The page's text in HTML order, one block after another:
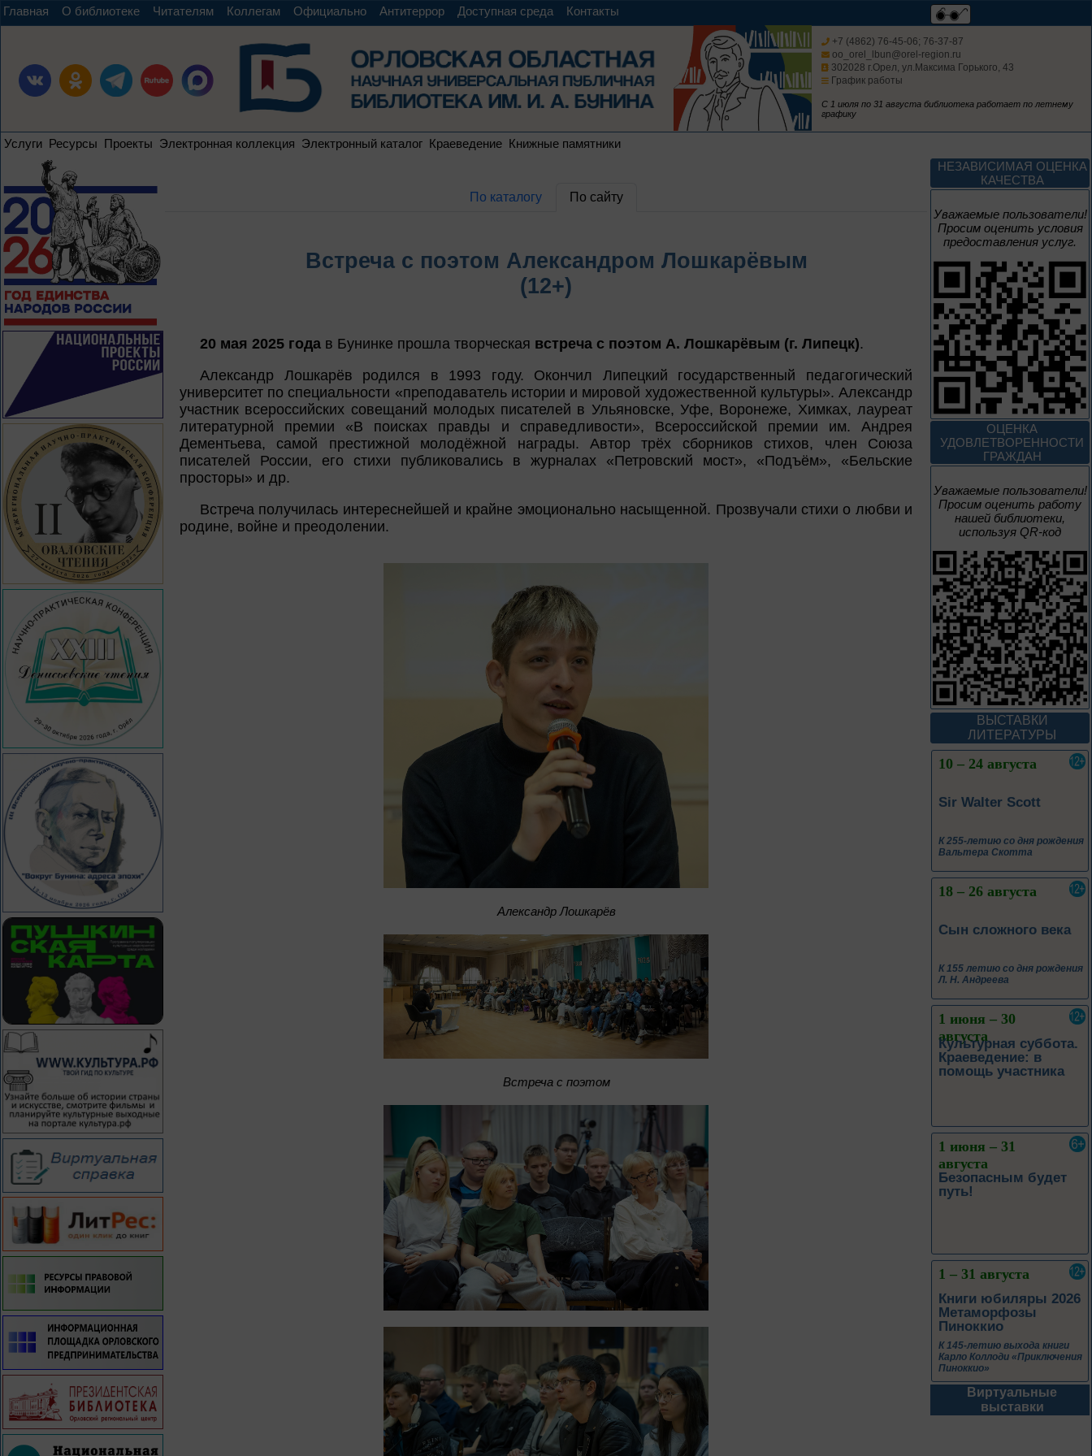
Главная О библиотеке Читателям Коллегам Официально Антитеррор Доступная среда Контакты
+7 (4862) 76-45-06; 76-37-87
oo_orel_lbun@orel-region.ru
302028 г.Орел, ул.Максима Горького, 43
График работы
С 1 июля по 31 августа библиотека работает по летнему
графику
Услуги Ресурсы Проекты Электронная коллекция Электронный каталог Краеведение Книжные памятники
По каталогу По сайту
Встреча с поэтом Александром Лошкарёвым
(12+)
20 мая 2025 года в Бунинке прошла творческая встреча с поэтом А. Лошкарёвым (г. Липецк).
Александр Лошкарёв родился в 1993 году. Окончил Липецкий государственный педагогический
университет по специальности «преподаватель истории и мировой художественной культуры». Александр
участник всероссийских совещаний молодых писателей в Ульяновске, Уфе, Воронеже, Химках, лауреат
литературной премии «В поисках правды и справедливости», Всероссийской премии им. Андрея
Дементьева, самой престижной молодёжной награды. Автор трёх сборников стихов, член Союза
писателей России, его стихи публиковались в журналах «Петровский мост», «Подъём», «Бельские
просторы» и др.
Встреча получилась интереснейшей и крайне эмоционально насыщенной. Прозвучали стихи о любви и
родине, войне и преодолении.
Александр Лошкарёв
Встреча с поэтом
НЕЗАВИСИМАЯ ОЦЕНКА
КАЧЕСТВА
Уважаемые пользователи!
Просим оценить условия
предоставления услуг.
ОЦЕНКА
УДОВЛЕТВОРЕННОСТИ
ГРАЖДАН
Уважаемые пользователи!
Просим оценить работу
нашей библиотеки,
используя QR-код
ВЫСТАВКИ
ЛИТЕРАТУРЫ
Мастера кисти:
галерея талантов
Творец и муза
Цикл выставок литературы
4 – 14 августа
В борьбе против
нацизма мы были
вместе
Великая Победа народов
многонациональной страны
3 – 17 августа
Век Аполлинария
К 170-летию со дня рождения
живописца
2 июня – 20
августа
10 – 24 августа
Мгновения
95 лет со дня рождения
композитора Микаэла
Леоновича Таривердиева
10 – 24 августа
Sir Walter Scott
К 255-летию со дня рождения
Вальтера Скотта
18 – 26 августа
Сын сложного века
К 155 летию со дня рождения
Л. Н. Андреева
1 июня – 30
августа
Культурная суббота.
Краеведение: в
помощь участника
1 июня – 31
августа
Безопасным будет
путь!
1 – 31 августа
Книги юбиляры 2026
Метаморфозы
Пиноккио
К 145-летию выхода книги
Карло Коллоди «Приключения
Пиноккио»
1 – 31 августа
Виртуальные
выставки